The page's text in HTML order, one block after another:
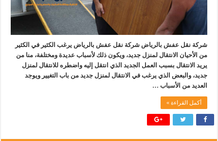
شركة نقل عفش بالرياض شركة نقل عفش بالرياض يرغب الكثير في الكثير
من الأحيان الانتقال لمنزل جديد، ويكون ذلك لأسباب عديدة ومختلفة، منا من
يريد الانتقال بسبب العمل الجديد الذي انتقل إليه واضطره للانتقال لمنزل
جديد، والبعض الذي يرغب في الانتقال لمنزل جديد من باب التغيير ويوجد
العديد من الأسباب …
أكمل القراءة »